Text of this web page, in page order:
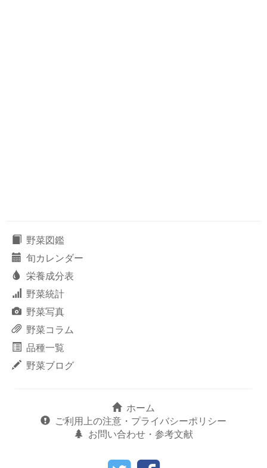
野菜図鑑
旬カレンダー
栄養成分表
野菜統計
野菜写真
野菜コラム
品種一覧
野菜ブログ
ホーム
ご利用上の注意・プライバシーポリシー
お問い合わせ・参考文献